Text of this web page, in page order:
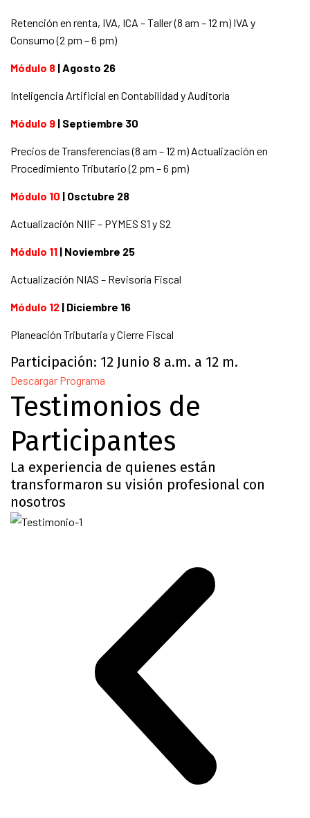
Retención en renta, IVA, ICA – Taller (8 am – 12 m) IVA y
Consumo (2 pm – 6 pm)
Módulo 8 | Agosto 26
Inteligencia Artificial en Contabilidad y Auditoría
Módulo 9 | Septiembre 30
Precios de Transferencias (8 am – 12 m) Actualización en
Procedimiento Tributario (2 pm – 6 pm)
Módulo 10 | Osctubre 28
Actualización NIIF – PYMES S1 y S2
Módulo 11 | Noviembre 25
Actualización NIAS – Revisoría Fiscal
Módulo 12 | Diciembre 16
Planeación Tributaria y Cierre Fiscal
Participación: 12 Junio 8 a.m. a 12 m.
Descargar Programa
Testimonios de
Participantes
La experiencia de quienes están
transformaron su visión profesional con
nosotros